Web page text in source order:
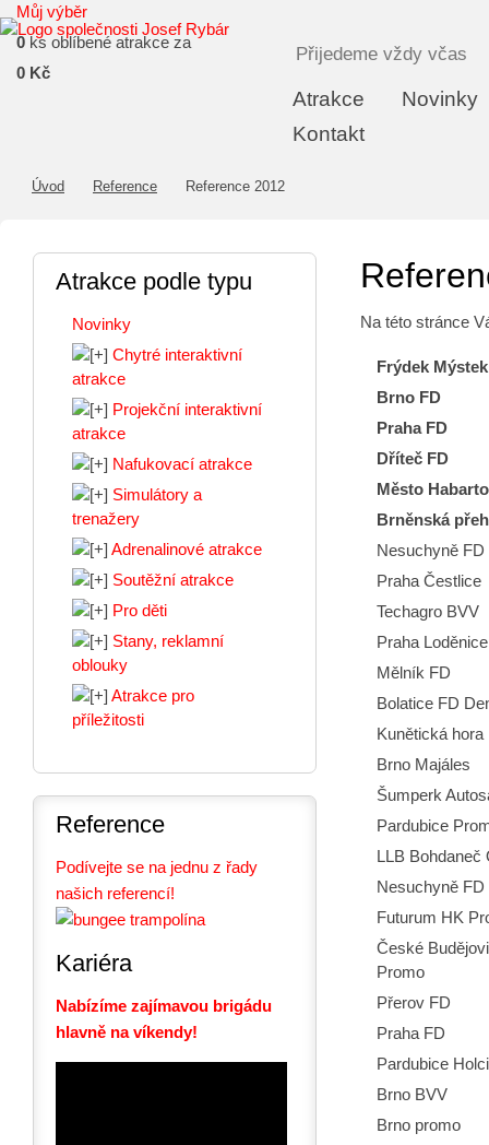
Atrakce
Novinky
Kontakt
Můj výběr
0 ks oblíbené atrakce za
0 Kč
Přijedeme vždy včas
Úvod Reference Reference 2012
Na této stránce
Frýdek
Brno FD
Praha FD
Dříteč FD
Město
Brněnská
Nesuchyně FD
Praha Čestlice
Techagro BVV
Praha Loděnice
Mělník FD
Bolatice FD
Kunětická hora
Brno Majáles
Šumperk
Pardubice
LLB Bohdaneč
Nesuchyně FD
Futurum HK
České
Promo
Přerov FD
Praha FD
Pardubice
Brno BVV
Brno promo
Atrakce podle typu
Novinky
Chytré interaktivní
atrakce
Projekční interaktivní
atrakce
Nafukovací atrakce
Simulátory a
trenažery
Adrenalinové atrakce
Soutěžní atrakce
Pro děti
Stany, reklamní
oblouky
Atrakce pro
příležitosti
Reference
Podívejte se na jednu z řady
našich referencí!
Kariéra
Nabízíme zajímavou brigádu
hlavně na víkendy!